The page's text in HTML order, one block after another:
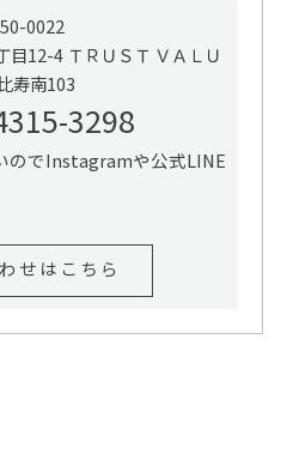
0022
目12-4 ＴＲＵＳＴ ＶＡＬＵ
寿南103
3298
のでInstagramや公式LINE
せはこちら